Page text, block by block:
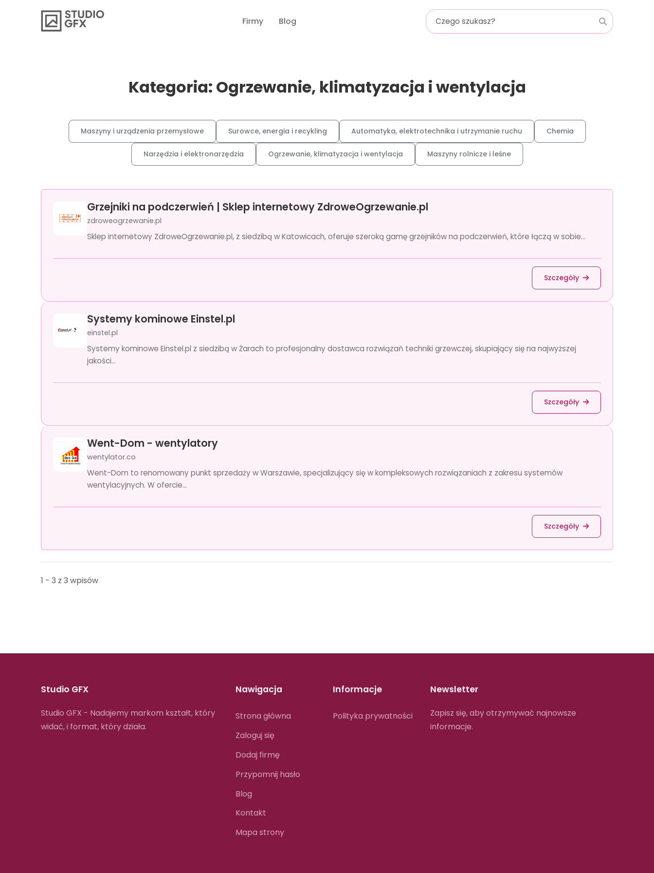
Firmy Blog
Kategoria: Ogrzewanie, klimatyzacja i wentylacja
Maszyny i urządzenia przemysłowe Surowce, energia i recykling Automatyka, elektrotechnika i utrzymanie ruchu Chemia
Narzędzia i elektronarzędzia Ogrzewanie, klimatyzacja i wentylacja Maszyny rolnicze i leśne
Grzejniki na podczerwień | Sklep internetowy ZdroweOgrzewanie.pl
zdroweogrzewanie.pl
Sklep internetowy ZdroweOgrzewanie.pl, z siedzibą w Katowicach, oferuje szeroką gamę grzejników na podczerwień, które łączą w sobie...
Szczegóły
Systemy kominowe Einstel.pl
einstel.pl
Systemy kominowe Einstel.pl z siedzibą w Żarach to profesjonalny dostawca rozwiązań techniki grzewczej, skupiający się na najwyższej
jakości...
Szczegóły
Went-Dom - wentylatory
wentylator.co
Went-Dom to renomowany punkt sprzedaży w Warszawie, specjalizujący się w kompleksowych rozwiązaniach z zakresu systemów
wentylacyjnych. W ofercie...
Szczegóły
1 - 3 z 3 wpisów
Studio GFX
Studio GFX - Nadajemy markom kształt, który
widać, i format, który działa.
Nawigacja
Strona główna
Zaloguj się
Dodaj firmę
Przypomnij hasło
Blog
Kontakt
Mapa strony
Informacje
Polityka prywatności
Newsletter
Zapisz się, aby otrzymywać najnowsze
informacje.